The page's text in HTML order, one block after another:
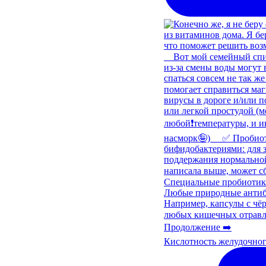
Кислотность